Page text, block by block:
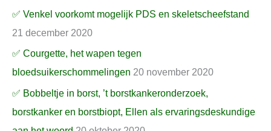
✅ Venkel voorkomt mogelijk PDS en skeletscheefstand
21 december 2020
✅ Courgette, het wapen tegen
bloedsuikerschommelingen 20 november 2020
✅ Bobbeltje in borst, ’t borstkankeronderzoek,
borstkanker en borstbiopt, Ellen als ervaringsdeskundige